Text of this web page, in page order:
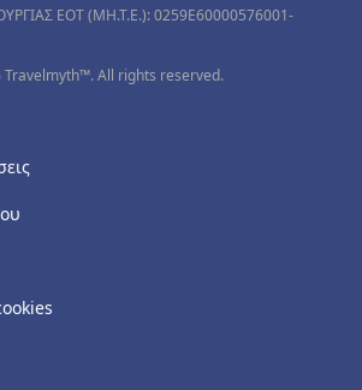
ΕΟΤ (MH.T.E.): 0259Ε60000576001-
All rights reserved.